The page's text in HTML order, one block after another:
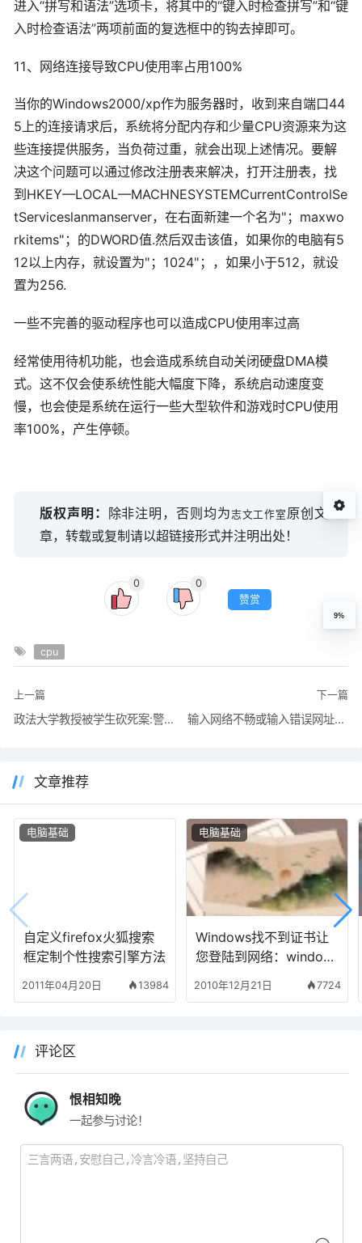
进入“拼写和语法”选项卡，将其中的“键入时检查拼写”和“键
入时检查语法”两项前面的复选框中的钩去掉即可。
11、网络连接导致CPU使用率占用100%
当你的Windows2000/xp作为服务器时，收到来自端口44
5上的连接请求后，系统将分配内存和少量CPU资源来为这
些连接提供服务，当负荷过重，就会出现上述情况。要解
决这个问题可以通过修改注册表来解决，打开注册表，找
到HKEY—LOCAL—MACHNESYSTEMCurrentControlSe
tServiceslanmanserver，在右面新建一个名为"；maxwo
rkitems"；的DWORD值.然后双击该值，如果你的电脑有5
12以上内存，就设置为"；1024"；，如果小于512，就设
置为256.
一些不完善的驱动程序也可以造成CPU使用率过高
经常使用待机功能，也会造成系统自动关闭硬盘DMA模
式。这不仅会使系统性能大幅度下降，系统启动速度变
慢，也会使是系统在运行一些大型软件和游戏时CPU使用
率100%，产生停顿。
版权声明： 除非注明，否则均为志文工作室 原创文
章，转载或复制请以超链接形式并注明出处！
0
0
赞赏
cpu
上一篇
政法大学教授被学生砍死案:警方初步怀疑是情杀
下一篇
输入网络不畅或输入错误网址时网通电信浏览器劫持的解决方法
文章推荐
自定义firefox火狐搜索
框定制个性搜索引擎方法
2011年04月20日 13984
电脑基础
Windows找不到证书让
您登陆到网络：window
连接出现问题
2010年12月21日 7724
电脑基础
评论区
恨相知晚
一起参与讨论！
9%